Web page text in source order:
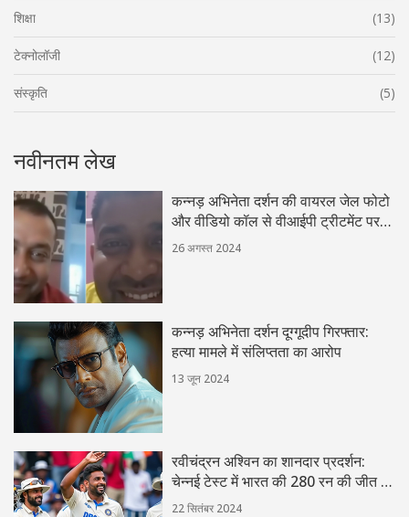
शिक्षा (13)
टेक्नोलॉजी (12)
संस्कृति (5)
नवीनतम लेख
कन्नड़ अभिनेता दर्शन की वायरल जेल फोटो
और वीडियो कॉल से वीआईपी ट्रीटमेंट पर
विवाद
26 अगस्त 2024
कन्नड़ अभिनेता दर्शन दूग्गूदीप गिरफ्तार:
हत्या मामले में संलिप्तता का आरोप
13 जून 2024
रवीचंद्रन अश्विन का शानदार प्रदर्शन:
चेन्नई टेस्ट में भारत की 280 रन की जीत के
दौरान कई रिकॉर्ड तोड़े
22 सितंबर 2024